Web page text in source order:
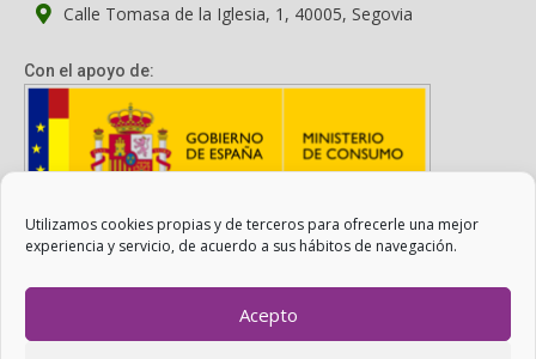
Utilizamos cookies propias y de terceros para ofrecerle una mejor
experiencia y servicio, de acuerdo a sus hábitos de navegación.
Acepto
Calle Tomasa de la Iglesia, 1, 40005, Segovia
Con el apoyo de:
Con el apoyo del Ministerio de Consumo. Su contenido es
responsabilidad exclusiva de la asociación.